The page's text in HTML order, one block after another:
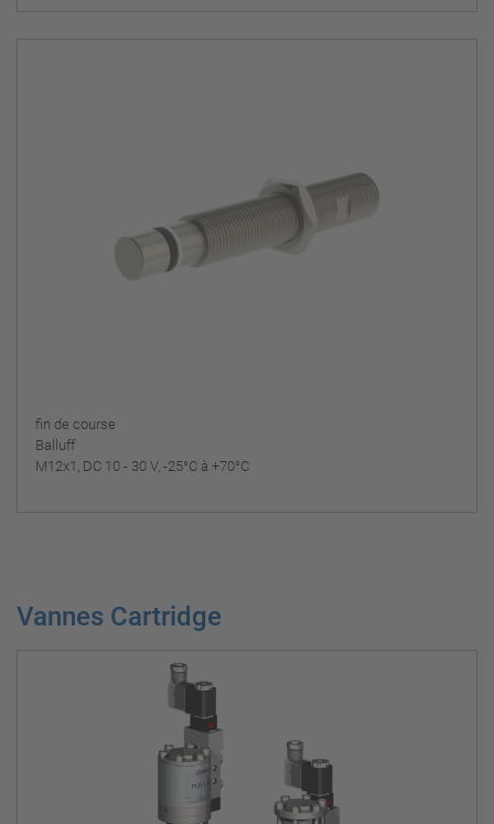
fin de course
Balluff
M12x1, DC 10 - 30 V, -25°C à +70°C
Vannes Cartridge